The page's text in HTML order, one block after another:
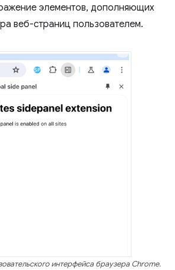
элементов, дополняющих
веб-страниц пользователем.
интерфейса браузера Chrome.